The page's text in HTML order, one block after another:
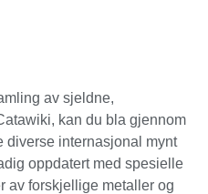
av sjeldne,
kan du bla gjennom
diverse internasjonal mynt
oppdatert med spesielle
av forskjellige metaller og